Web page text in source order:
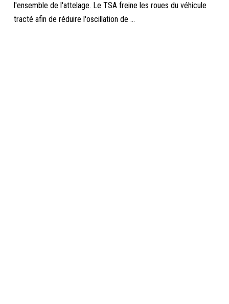
l'ensemble de l'attelage. Le TSA freine les roues du véhicule
tracté afin de réduire l'oscillation de ...